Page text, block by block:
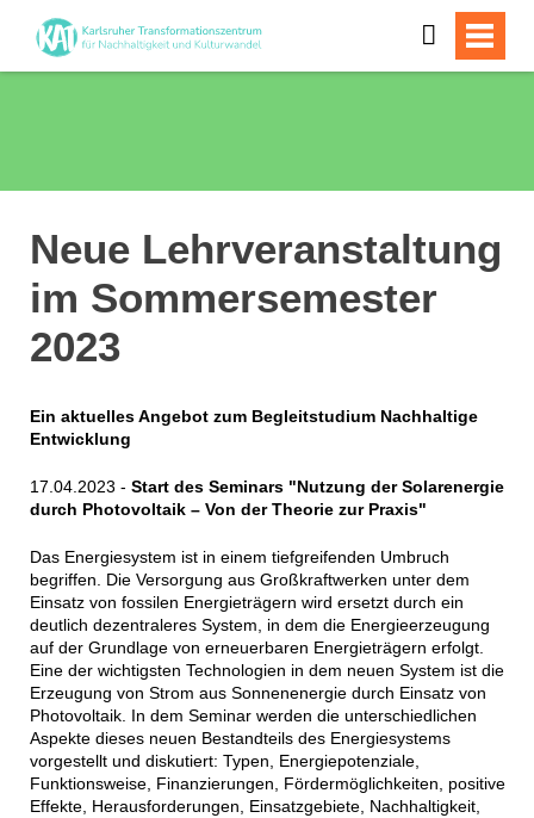
Neue Lehrveranstaltung
im Sommersemester
2023
Ein aktuelles Angebot zum Begleitstudium Nachhaltige
Entwicklung
17.04.2023 - Start des Seminars "Nutzung der Solarenergie
durch Photovoltaik – Von der Theorie zur Praxis"
Das Energiesystem ist in einem tiefgreifenden Umbruch
begriffen. Die Versorgung aus Großkraftwerken unter dem
Einsatz von fossilen Energieträgern wird ersetzt durch ein
deutlich dezentraleres System, in dem die Energieerzeugung
auf der Grundlage von erneuerbaren Energieträgern erfolgt.
Eine der wichtigsten Technologien in dem neuen System ist die
Erzeugung von Strom aus Sonnenenergie durch Einsatz von
Photovoltaik. In dem Seminar werden die unterschiedlichen
Aspekte dieses neuen Bestandteils des Energiesystems
vorgestellt und diskutiert: Typen, Energiepotenziale,
Funktionsweise, Finanzierungen, Fördermöglichkeiten, positive
Effekte, Herausforderungen, Einsatzgebiete, Nachhaltigkeit,